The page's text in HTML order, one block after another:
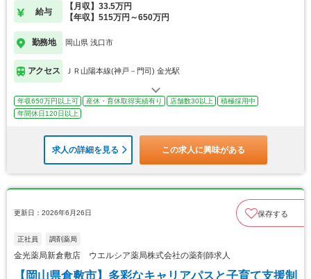
給与
【月収】33.5万円
【年収】515万円～650万円
勤務地 岡山県 浅口市
アクセス ＪＲ山陽本線(神戸－門司) 金光駅
年収650万円以上可 産休・育休取得実績有り 店舗数30以上
積極採用中
年間休日120日以上
求人の詳細を見る この求人に興味がある
更新日：2026年6月26日 保存する
正社員 調剤薬局
金光薬局新倉敷店 ウエルシア薬局株式会社の薬剤師求人
【岡山県倉敷市】多彩なキャリアパスと子育て支援制